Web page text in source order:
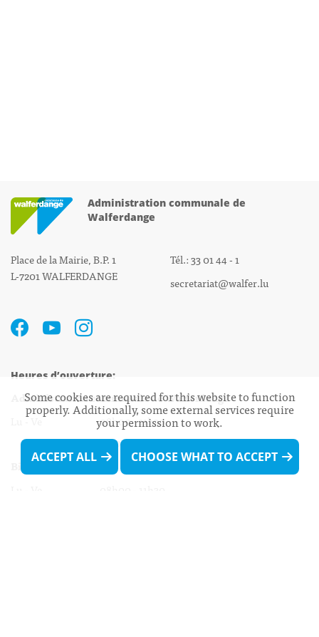
Administration communale de
Walferdange
Place de la Mairie, B.P. 1
L-7201 WALFERDANGE
Tél.: 33 01 44 - 1
secretariat@walfer.lu
Heures d’ouverture:
Administration communale de Walferdange
Lu - Ve 08h00 - 11h30
13h30 - 16h00
Biergercenter
Some cookies are required for this website to function
properly. Additionally, some external services require
your permission to work.
ACCEPT ALL CHOOSE WHAT TO ACCEPT